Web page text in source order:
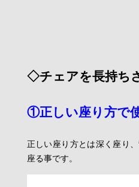
◇チェアを長持ち
①正しい座り方で
正しい座り方とは深く座り
座る事です。